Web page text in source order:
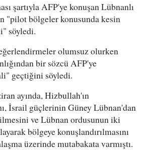
şartıyla AFP'ye konuşan Lübnanlı
"pilot bölgeler konusunda kesin
söyledi.
olumsuz olurken
bir sözcü AFP'ye
geçtiğini söyledi.
ayında, Hizbullah'ın
İsrail güçlerinin Güney Lübnan'dan
ve Lübnan ordusunun iki
bölgeye konuşlandırılmasını
üzerinde mutabakata varmıştı.